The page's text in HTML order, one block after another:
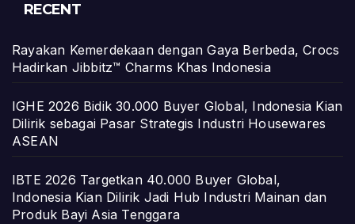
RECENT
Rayakan Kemerdekaan dengan Gaya Berbeda, Crocs
Hadirkan Jibbitz™ Charms Khas Indonesia
IGHE 2026 Bidik 30.000 Buyer Global, Indonesia Kian
Dilirik sebagai Pasar Strategis Industri Housewares
ASEAN
IBTE 2026 Targetkan 40.000 Buyer Global,
Indonesia Kian Dilirik Jadi Hub Industri Mainan dan
Produk Bayi Asia Tenggara